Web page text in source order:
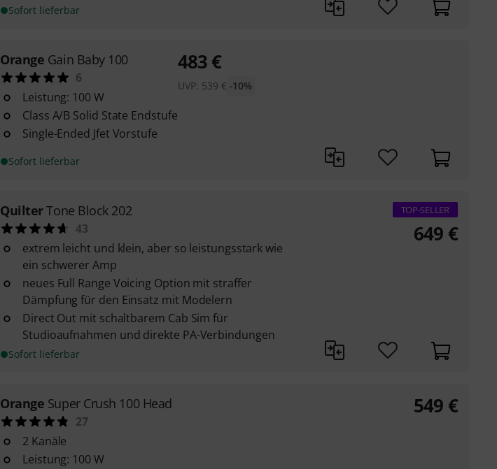
Sofort lieferbar
Orange Gain Baby 100
6
Leistung: 100 W
Class A/B Solid State Endstufe
Single-Ended Jfet Vorstufe
Sofort lieferbar
483€
UVP: 539 € -10%
QuilterTone Block 202
43
extrem leicht und klein, aber so leistungsstark wie
ein schwerer Amp
neues Full Range Voicing Option mit straffer
Dämpfung für den Einsatz mit Modelern
Direct Out mit schaltbarem Cab Sim für
Studioaufnahmen und direkte PA-Verbindungen
Sofort lieferbar
TOP-SELLER
649 €
Orange Super Crush 100 Head
27
2 Kanäle
Leistung: 100 W
549 €